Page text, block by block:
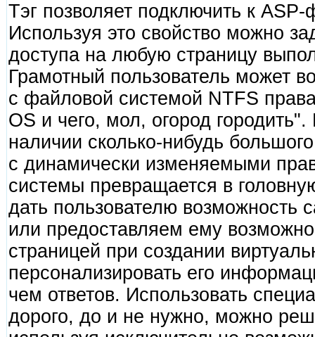
Тэг позволяет подключить к
Используя это свойство можно
доступа на любую страницу
Грамотный пользователь может
с файловой системой NTFS
OS и чего, мол, огород
наличии сколько-нибудь
с динамически изменяемыми
системы превращается в
дать пользователю возможность
или предоставляем ему
страницей при создании
персонализировать его
чем ответов. Использовать
дорого, до и не нужно, можно